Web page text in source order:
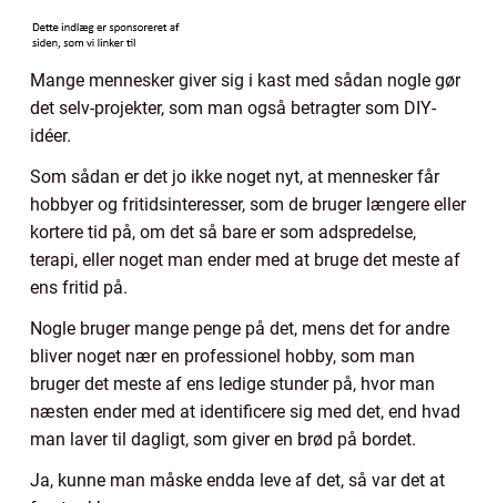
Mange mennesker giver sig i kast med sådan nogle gør
det selv-projekter, som man også betragter som DIY-
idéer.
Som sådan er det jo ikke noget nyt, at mennesker får
hobbyer og fritidsinteresser, som de bruger længere eller
kortere tid på, om det så bare er som adspredelse,
terapi, eller noget man ender med at bruge det meste af
ens fritid på.
Nogle bruger mange penge på det, mens det for andre
bliver noget nær en professionel hobby, som man
bruger det meste af ens ledige stunder på, hvor man
næsten ender med at identificere sig med det, end hvad
man laver til dagligt, som giver en brød på bordet.
Ja, kunne man måske endda leve af det, så var det at